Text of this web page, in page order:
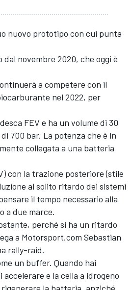
nuovo prototipo con cui punta
novembre 2020, che oggi è
a competere con il
nel 2022, per
FEV e ha un volume di 30
700 bar. La potenza che è in
collegata a una batteria
con la trazione posteriore (stile
al solito ritardo dei sistemi
il tempo necessario alla
a due marce.
perché si ha un ritardo
a Motorsport.com Sebastian
rally-raid.
un buffer. Quando hai
e la cella a idrogeno